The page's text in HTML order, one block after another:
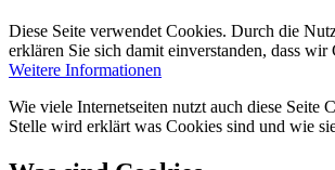
Diese Seite verwendet Cookies. Durch die
erklären Sie sich damit einverstanden, dass wir
Weitere Informationen
Wie viele Internetseiten nutzt auch diese Seite
Stelle wird erklärt was Cookies sind und wie